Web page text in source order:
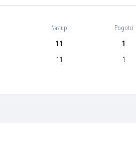
Nastupi Pogotci
11 1
11 1